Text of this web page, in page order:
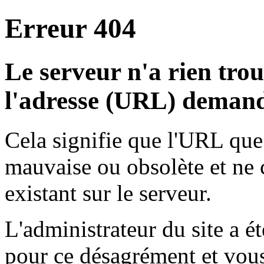
Erreur 404
Le serveur n'a rien
l'adresse (URL)
Cela signifie que l'URL
mauvaise ou obsolète et
existant sur le serveur.
L'administrateur du site a
pour ce désagrément et